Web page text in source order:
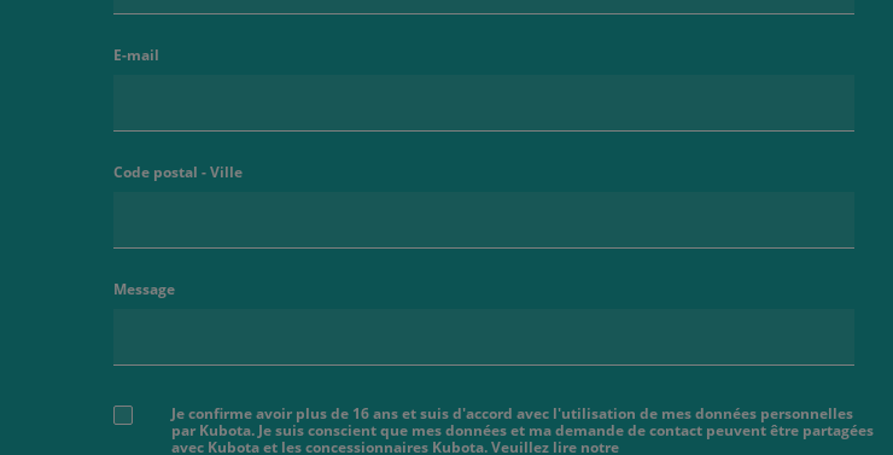
E-mail
Code postal - Ville
Message
Je confirme avoir plus de 16 ans et suis d'accord avec l'utilisation de mes données personnelles
par Kubota. Je suis conscient que mes données et ma demande de contact peuvent être partagées
avec Kubota et les concessionnaires Kubota. Veuillez lire notre